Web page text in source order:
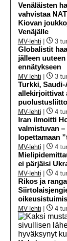
Venäläisten
vahvistaa
Kiovan
Venäjälle
MV-lehti 3
Globalistit
jälleen
ennätykseen
MV-lehti 3
Turkki,
allekirjoittivat
MV-lehti 4
Iran ilmoitti
valmistuvan –
lopettamaan
MV-lehti 4
ei pärjäisi
MV-lehti 4
Rikos ja
MV-lehti 4